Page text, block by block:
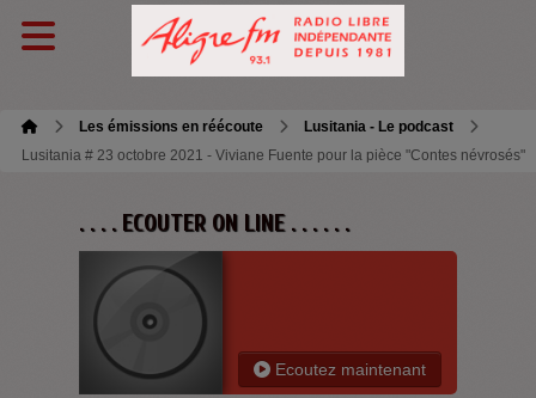
Les émissions en réécoute
Lusitania - Le podcast
Lusitania # 23 octobre 2021 - Viviane Fuente pour la pièce "Contes névrosés"
. . . . ECOUTER ON LINE . . . . . .
Ecoutez maintenant